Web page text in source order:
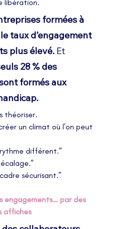
libération.
formées à
taux d’engagement
plus élevé. Et
28 % des
formés aux
théoriser.
un climat où l’on peut
rythme différent.”
cadre sécurisant.”
engagements… par des
affiches